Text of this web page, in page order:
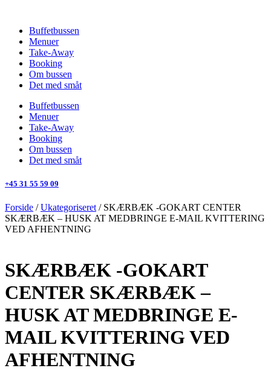
indholdBuffetbussen
Menuer
Take-Away
Booking
Om bussen
Det med småt
Buffetbussen
Menuer
Take-Away
Booking
Om bussen
Det med småt
+45 31 55 59 09
Forside /Ukategoriseret / SKÆRBÆK -GOKART CENTER
SKÆRBÆK – HUSK AT MEDBRINGE E-MAIL KVITTERING
VED AFHENTNING
SKÆRBÆK -GOKART
CENTER SKÆRBÆK –
HUSK AT MEDBRINGE E-
MAIL KVITTERING VED
AFHENTNING